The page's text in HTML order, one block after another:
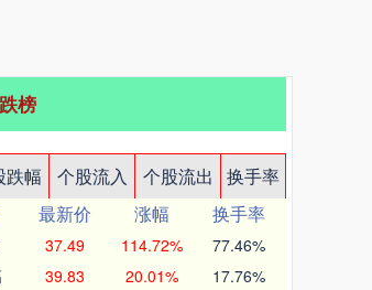
榜
跌幅 个股流入 个股流出
换手率
最新价 涨幅
换手率
37.49 114.72% 77.46%
39.83 20.01% 17.76%